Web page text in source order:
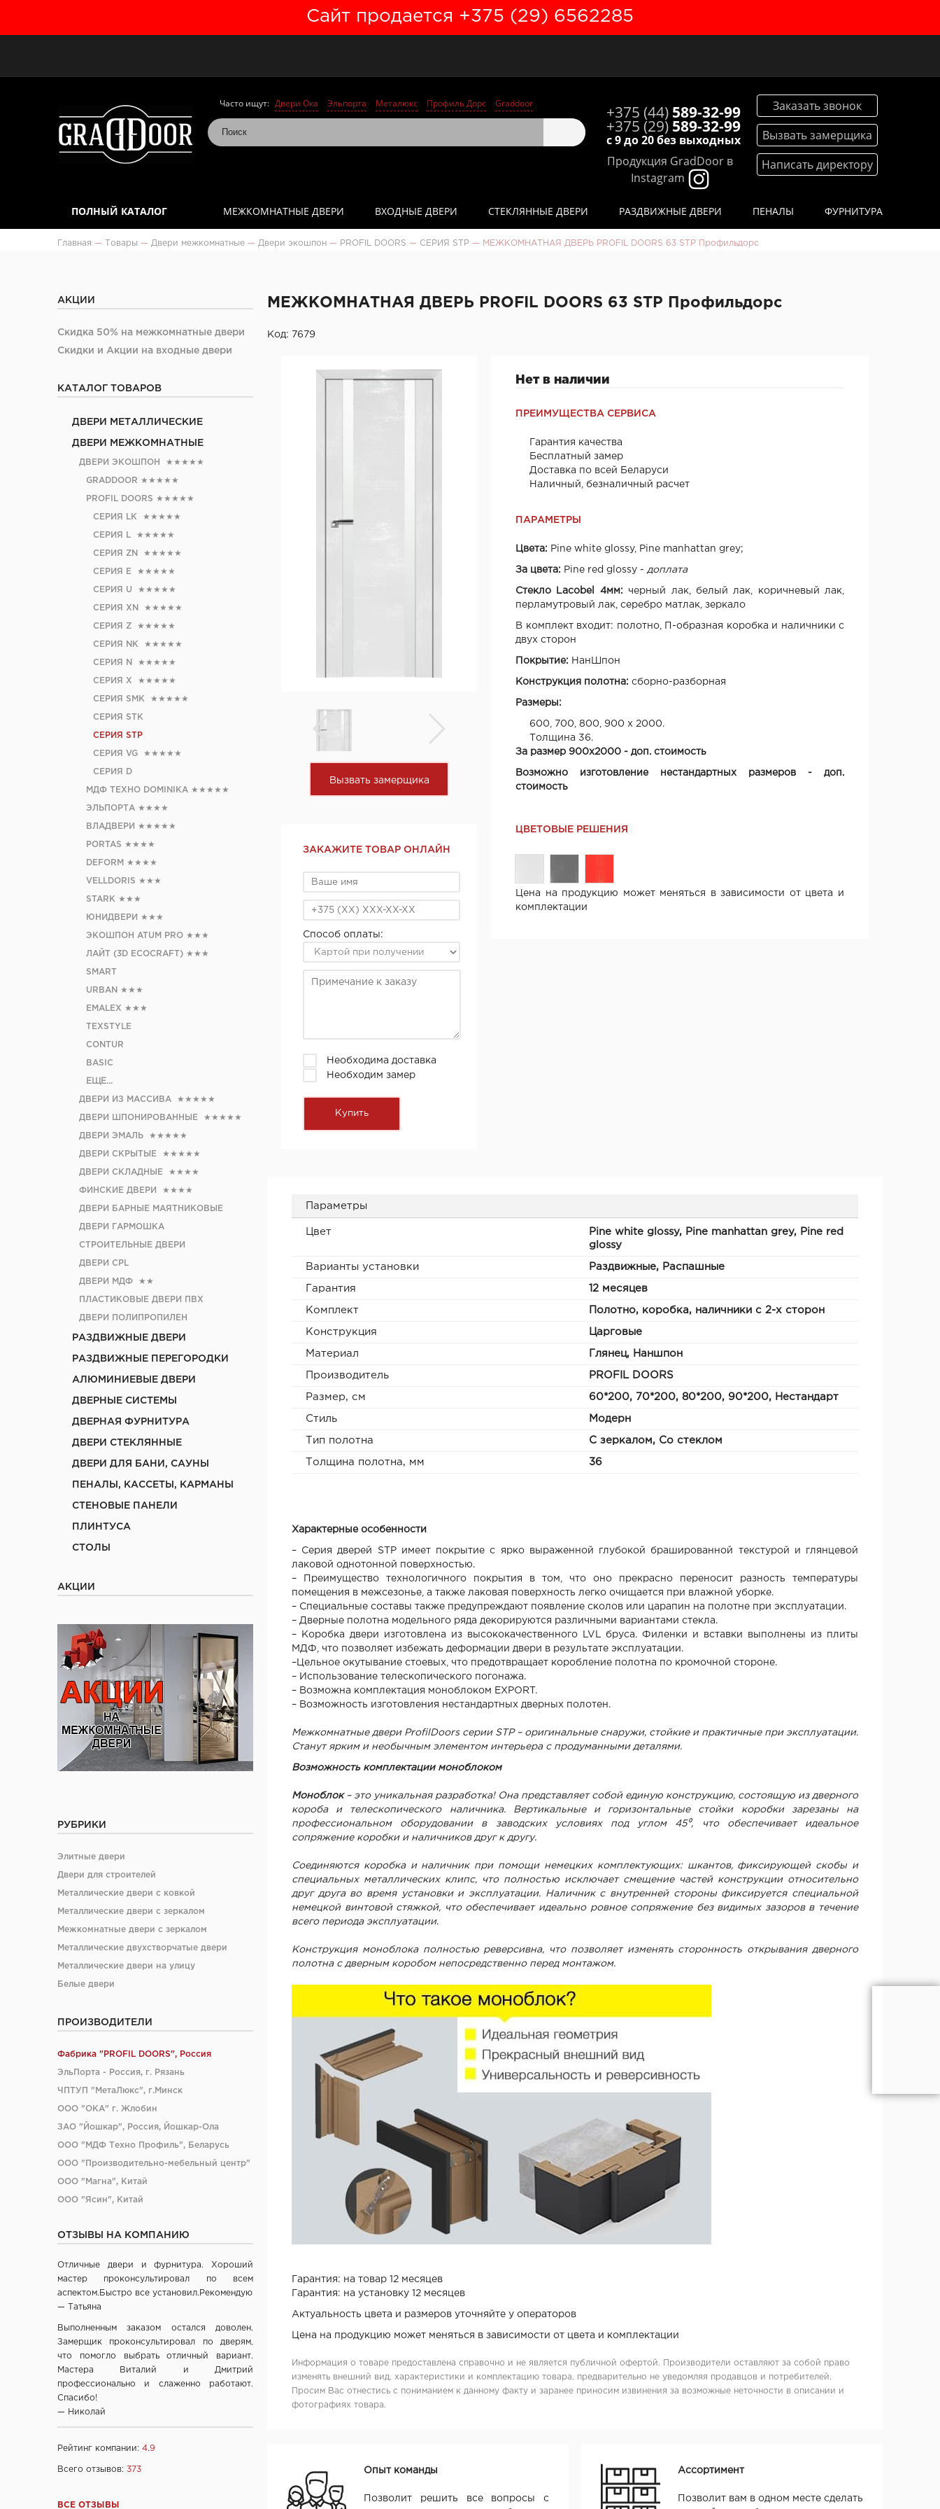
Сайт продается +375 (29) 6562285
Заказать звонок
Вызвать замерщика
Написать директору
+375 (44) 589-32-99
+375 (29) 589-32-99
с 9 до 20 без выходных
Продукция GradDoor в
Instagram
Часто ищут: Двери Ока Эльпорта Металюкс Профиль Дорс Graddoor
ПОЛНЫЙ КАТАЛОГ МЕЖКОМНАТНЫЕ ДВЕРИ ВХОДНЫЕ ДВЕРИ СТЕКЛЯННЫЕ ДВЕРИ РАЗДВИЖНЫЕ ДВЕРИ ПЕНАЛЫ ФУРНИТУРА
Главная — Товары — Двери межкомнатные — Двери экошпон — PROFIL DOORS — СЕРИЯ STP — МЕЖКОМНАТНАЯ ДВЕРЬ PROFIL DOORS 63 STP Профильдорс
АКЦИИ
Скидка 50% на межкомнатные двери
Скидки и Акции на входные двери
КАТАЛОГ ТОВАРОВ
ДВЕРИ МЕТАЛЛИЧЕСКИЕ
ДВЕРИ МЕЖКОМНАТНЫЕ
ДВЕРИ ЭКОШПОН ★★★★★
GRADDOOR ★★★★★
PROFIL DOORS ★★★★★
СЕРИЯ LK ★★★★★
СЕРИЯ L ★★★★★
СЕРИЯ ZN ★★★★★
СЕРИЯ E ★★★★★
СЕРИЯ U ★★★★★
СЕРИЯ XN ★★★★★
СЕРИЯ Z ★★★★★
СЕРИЯ NK ★★★★★
СЕРИЯ N ★★★★★
СЕРИЯ X ★★★★★
СЕРИЯ SMK ★★★★★
СЕРИЯ STK
СЕРИЯ STP
СЕРИЯ VG ★★★★★
СЕРИЯ D
МДФ ТЕХНО DOMINIKA ★★★★★
ЭЛЬПОРТА ★★★★
ВЛАДВЕРИ ★★★★★
PORTAS ★★★★
DEFORM ★★★★
VELLDORIS ★★★
STARK ★★★
ЮНИДВЕРИ ★★★
ЭКОШПОН ATUM PRO ★★★
ЛАЙТ (3D ECOCRAFT) ★★★
SMART
URBAN ★★★
EMALEX ★★★
TEXSTYLE
CONTUR
BASIC
ЕЩЕ...
ДВЕРИ ИЗ МАССИВА ★★★★★
ДВЕРИ ШПОНИРОВАННЫЕ ★★★★★
ДВЕРИ ЭМАЛЬ ★★★★★
ДВЕРИ СКРЫТЫЕ ★★★★★
ДВЕРИ СКЛАДНЫЕ ★★★★
ФИНСКИЕ ДВЕРИ ★★★★
ДВЕРИ БАРНЫЕ МАЯТНИКОВЫЕ
ДВЕРИ ГАРМОШКА
СТРОИТЕЛЬНЫЕ ДВЕРИ
ДВЕРИ CРL
ДВЕРИ МДФ ★★
ПЛАСТИКОВЫЕ ДВЕРИ ПВХ
ДВЕРИ ПОЛИПРОПИЛЕН
РАЗДВИЖНЫЕ ДВЕРИ
РАЗДВИЖНЫЕ ПЕРЕГОРОДКИ
АЛЮМИНИЕВЫЕ ДВЕРИ
ДВЕРНЫЕ СИСТЕМЫ
ДВЕРНАЯ ФУРНИТУРА
ДВЕРИ СТЕКЛЯННЫЕ
ДВЕРИ ДЛЯ БАНИ, САУНЫ
ПЕНАЛЫ, КАССЕТЫ, КАРМАНЫ
СТЕНОВЫЕ ПАНЕЛИ
ПЛИНТУСА
СТОЛЫ
АКЦИИ
РУБРИКИ
Элитные двери
Двери для строителей
Металлические двери с ковкой
Металлические двери с зеркалом
Межкомнатные двери с зеркалом
Металлические двухстворчатые двери
Металлические двери на улицу
Белые двери
ПРОИЗВОДИТЕЛИ
Фабрика "PROFIL DOORS", Россия
ЭльПорта - Россия, г. Рязань
ЧПТУП "МетаЛюкс", г.Минск
ООО "ОКА" г. Жлобин
ЗАО "Йошкар", Россия, Йошкар-Ола
ООО "МДФ Техно Профиль", Беларусь
ООО "Производительно-мебельный центр"
ООО "Магна", Китай
ООО "Ясин", Китай
ООО "Промет", г. Москва
Verda ЗАО "ПО Одинцово", г. Москва
ОАО "Стройдетали" г. Вилейка
ОАО Лесплитинвест, СПБ, Россия
ООО "Вудрев" г. Мозырь
СООО Исток- Инвест, г. Минск
ОДО "ВИСТ", г. Молодечно
Фабрика дверей "Ростра", Москва
ОТЗЫВЫ НА КОМПАНИЮ
Отличные двери и фурнитура. Хороший
мастер проконсультировал по всем
аспектом.Быстро все установил.Рекомендую
— Татьяна
Выполненным заказом остался доволен.
Замерщик проконсультировал по дверям,
что помогло выбрать отличный вариант.
Мастера Виталий и Дмитрий
профессионально и слаженно работают.
Спасибо!
— Николай
Рейтинг компании: 4.9
Всего отзывов: 373
ВСЕ ОТЗЫВЫ
МЕЖКОМНАТНАЯ ДВЕРЬ PROFIL DOORS 63 STP Профильдорс
Код: 7679
Вызвать замерщика
ЗАКАЖИТЕ ТОВАР ОНЛАЙН
Способ оплаты:
Необходима доставка
Необходим замер
Нет в наличии
ПРЕИМУЩЕСТВА СЕРВИСА
Гарантия качества
Бесплатный замер
Доставка по всей Беларуси
Наличный, безналичный расчет
ПАРАМЕТРЫ
Цвета: Pine white glossy, Pine manhattan grey;
За цвета: Pine red glossy - доплата
Стекло Lacobel 4мм: черный лак, белый лак, коричневый лак,
перламутровый лак, серебро матлак, зеркало
В комплект входит: полотно, П-образная коробка и наличники с
двух сторон
Покрытие: НанШпон
Конструкция полотна: сборно-разборная
Размеры:
600, 700, 800, 900 х 2000.
Толщина 36.
За размер 900х2000 - доп. стоимость
Возможно изготовление нестандартных размеров - доп.
стоимость
ЦВЕТОВЫЕ РЕШЕНИЯ
Цена на продукцию может меняться в зависимости от цвета и
комплектации
Параметры
Цвет
Pine white glossy, Pine manhattan grey, Pine red
glossy
Варианты установки Раздвижные, Распашные
Гарантия 12 месяцев
Комплект Полотно, коробка, наличники с 2-х сторон
Конструкция Царговые
Материал Глянец, Наншпон
Производитель PROFIL DOORS
Размер, см 60*200, 70*200, 80*200, 90*200, Нестандарт
Стиль Модерн
Тип полотна С зеркалом, Со стеклом
Толщина полотна, мм 36
Характерные особенности
– Серия дверей STP имеет покрытие с ярко выраженной глубокой брашированной текстурой и глянцевой
лаковой однотонной поверхностью.
– Преимущество технологичного покрытия в том, что оно прекрасно переносит разность температуры
помещения в межсезонье, а также лаковая поверхность легко очищается при влажной уборке.
– Специальные составы также предупреждают появление сколов или царапин на полотне при эксплуатации.
– Дверные полотна модельного ряда декорируются различными вариантами стекла.
– Коробка двери изготовлена из высококачественного LVL бруса. Филенки и вставки выполнены из плиты
МДФ, что позволяет избежать деформации двери в результате эксплуатации.
–Цельное окутывание стоевых, что предотвращает коробление полотна по кромочной стороне.
– Использование телескопического погонажа.
– Возможна комплектация моноблоком EXPORT.
– Возможность изготовления нестандартных дверных полотен.
Межкомнатные двери ProfilDoors серии STP – оригинальные снаружи, стойкие и практичные при эксплуатации.
Станут ярким и необычным элементом интерьера с продуманными деталями.
Возможность комплектации моноблоком
Моноблок– это уникальная разработка! Она представляет собой единую конструкцию, состоящую из дверного
короба и телескопического наличника. Вертикальные и горизонтальные стойки коробки зарезаны на
профессиональном оборудовании в заводских условиях под углом 45⁰, что обеспечивает идеальное
сопряжение коробки и наличников друг к другу.
Соединяются коробка и наличник при помощи немецких комплектующих: шкантов, фиксирующей скобы и
специальных металлических клипс, что полностью исключает смещение частей конструкции относительно
друг друга во время установки и эксплуатации. Наличник с внутренней стороны фиксируется специальной
немецкой винтовой стяжкой, что обеспечивает идеально ровное сопряжение без видимых зазоров в течение
всего периода эксплуатации.
Конструкция моноблока полностью реверсивна, что позволяет изменять сторонность открывания дверного
полотна с дверным коробом непосредственно перед монтажом.
Гарантия: на товар 12 месяцев
Гарантия: на установку 12 месяцев
Актуальность цвета и размеров уточняйте у операторов
Цена на продукцию может меняться в зависимости от цвета и комплектации
Информация о товаре предоставлена справочно и не является публичной офертой. Производители оставляют за собой право
изменять внешний вид, характеристики и комплектацию товара, предварительно не уведомляя продавцов и потребителей.
Просим Вас отнестись с пониманием к данному факту и заранее приносим извинения за возможные неточности в описании и
фотографиях товара.
Опыт команды
Позволит решить все вопросы с
Ассортимент
Позволит вам в одном месте сделать